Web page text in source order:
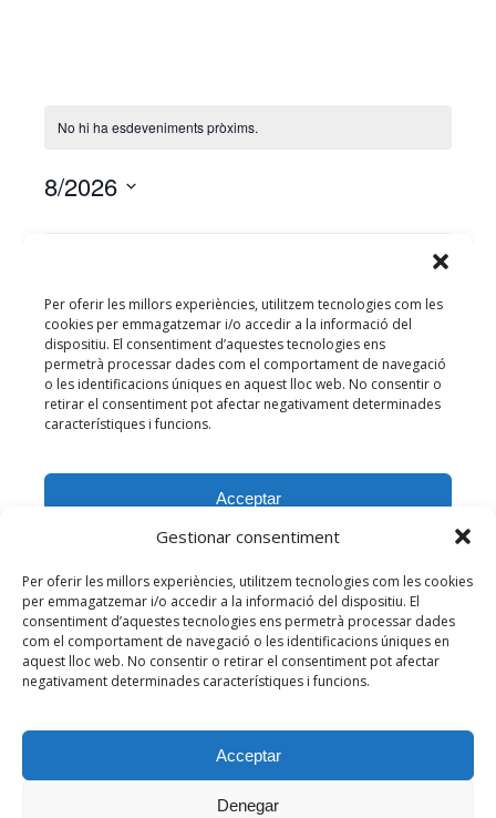
Gestionar consentiment
Per oferir les millors experiències, utilitzem tecnologies com les cookies
per emmagatzemar i/o accedir a la informació del dispositiu. El
consentiment d’aquestes tecnologies ens permetrà processar dades
com el comportament de navegació o les identificacions úniques en
aquest lloc web. No consentir o retirar el consentiment pot afectar
negativament determinades característiques i funcions.
Acceptar
Denegar